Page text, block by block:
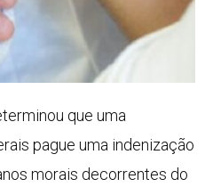
que uma
pague uma indenização
morais decorrentes do